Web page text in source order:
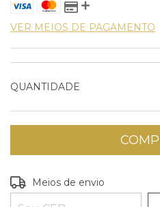
VER MEIOS DE PAGAMENTO
QUANTIDADE
Entregas para o CEP:
Meios de envio